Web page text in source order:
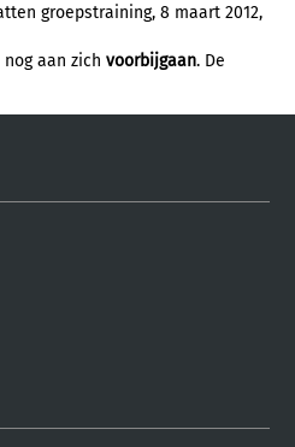
groepstraining, 8 maart 2012,
aan zich voorbijgaan. De